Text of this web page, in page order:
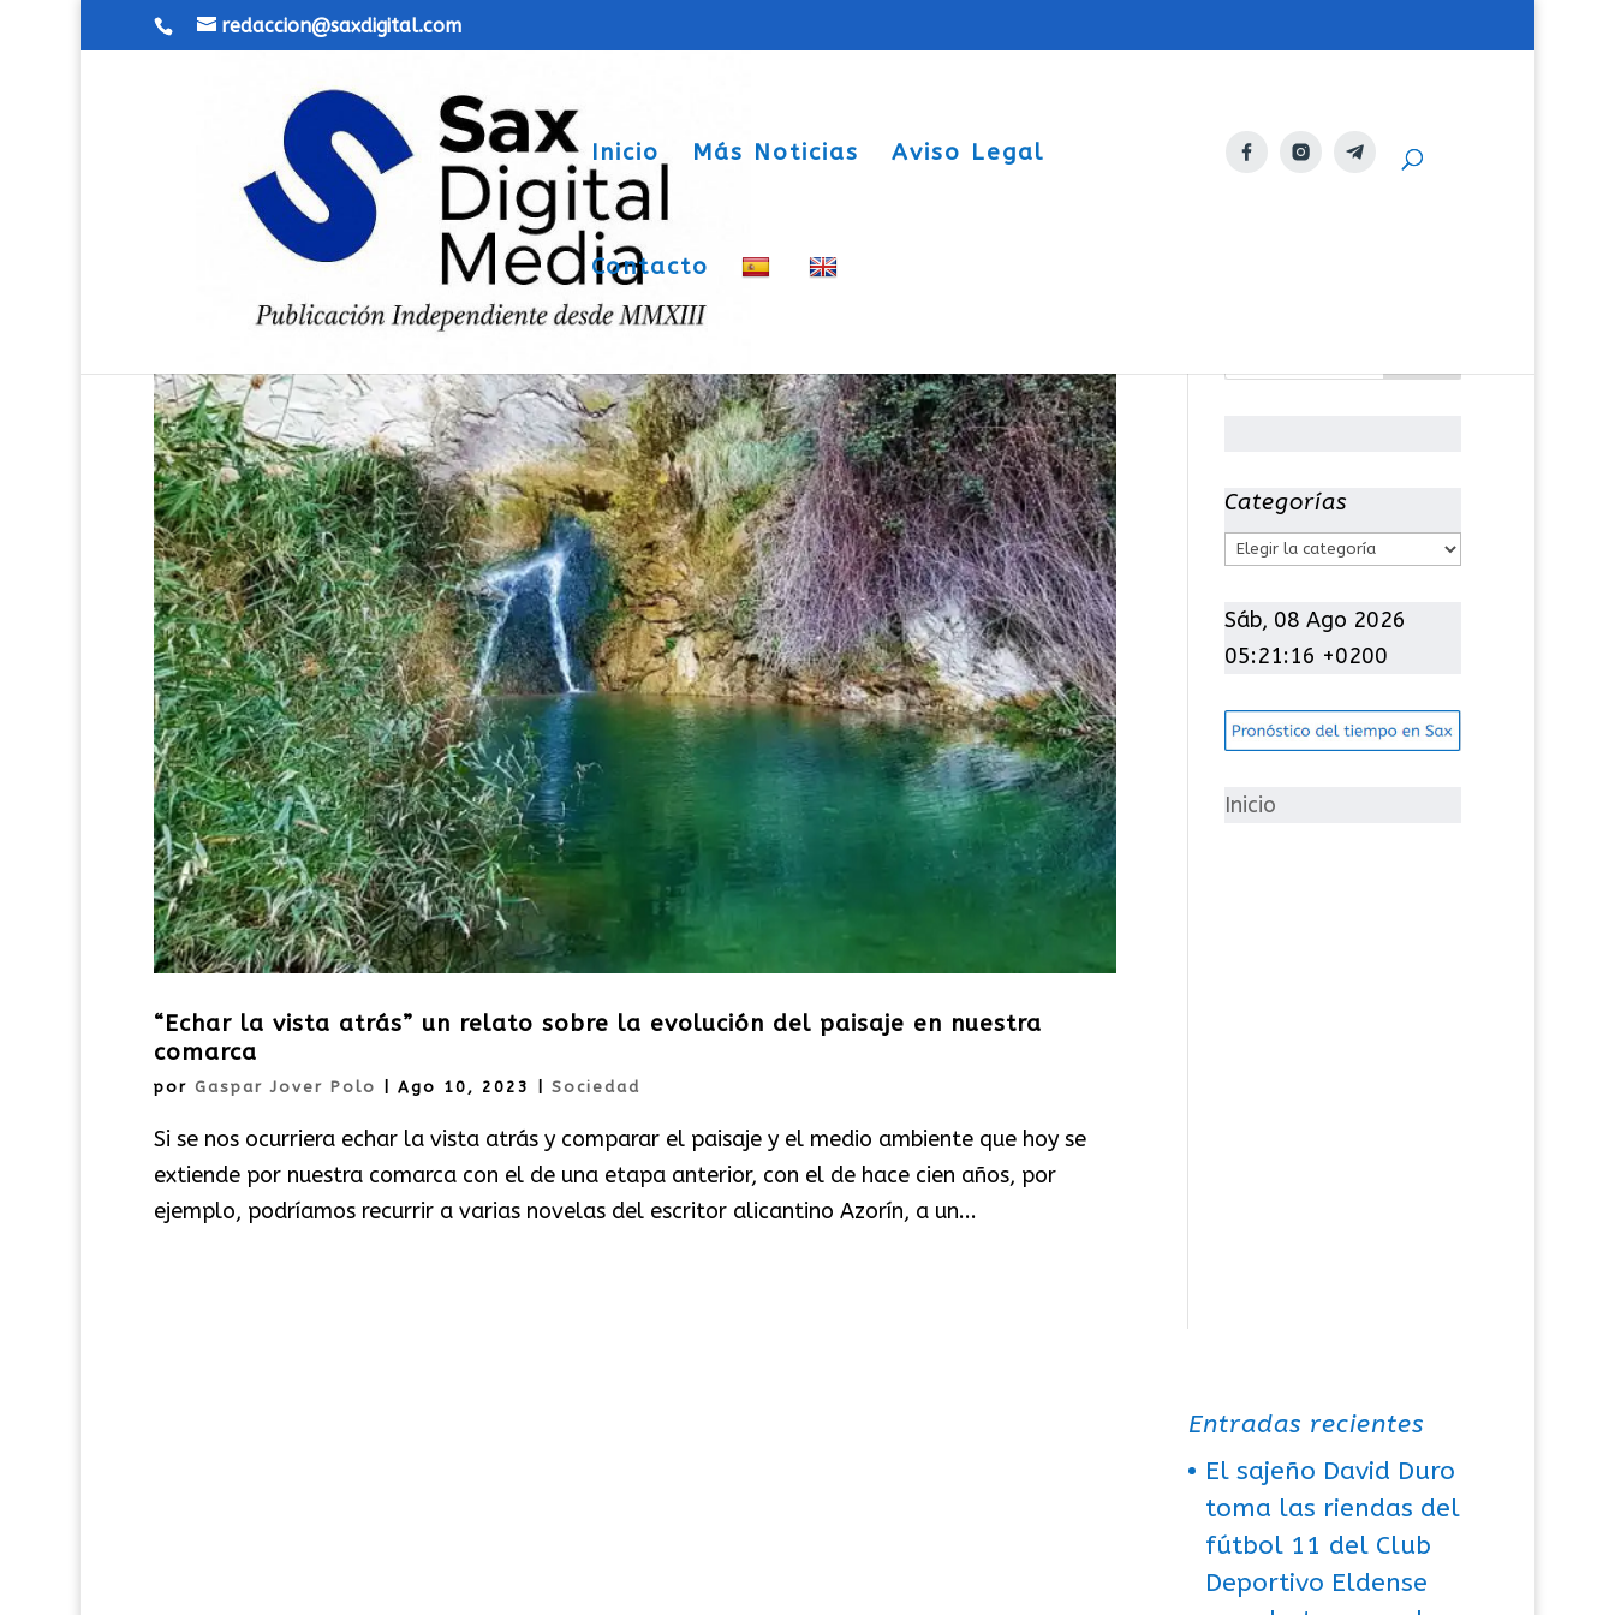
redaccion@saxdigital.com
Inicio Más Noticias Aviso Legal
Contacto
“Echar la vista atrás” un relato sobre la evolución del paisaje en nuestra
comarca
por Gaspar Jover Polo Ago 10, 2023 Sociedad
Si se nos ocurriera echar la vista atrás y comparar el paisaje y el medio ambiente que hoy se
extiende por nuestra comarca con el de una etapa anterior, con el de hace cien años, por
ejemplo, podríamos recurrir a varias novelas del escritor alicantino Azorín, a un...
Categorías
C
t
e
o
í
Sáb, 08 Ago 2026
05:21:17 +0200
Inicio
Entradas recientes
El sajeño David Duro
toma las riendas del
fútbol 11 del Club
Deportivo Eldense